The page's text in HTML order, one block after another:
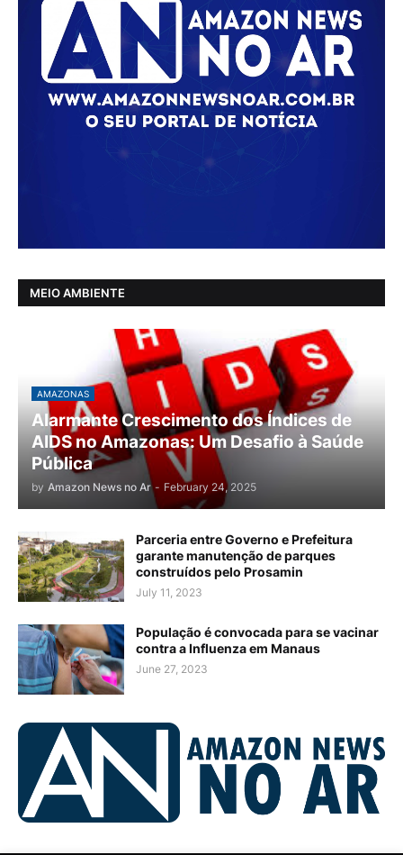
MEIO AMBIENTE
AMAZONAS
Alarmante Crescimento dos Índices de
AIDS no Amazonas: Um Desafio à Saúde
Pública
by Amazon News no Ar - February 24, 2025
Parceria entre Governo e Prefeitura
garante manutenção de parques
construídos pelo Prosamin
July 11, 2023
População é convocada para se vacinar
contra a Influenza em Manaus
June 27, 2023